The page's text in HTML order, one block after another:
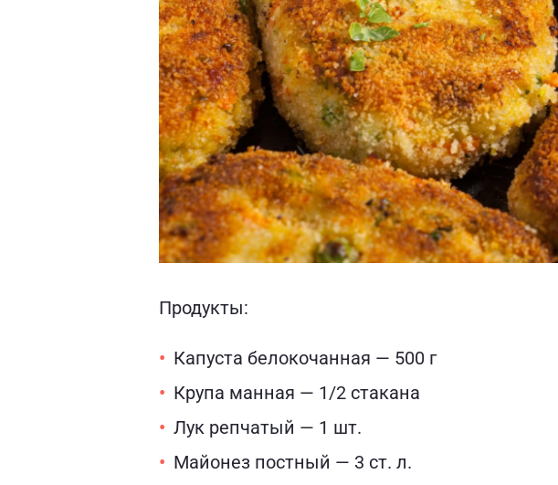
Продукты:
Капуста белокочанная — 500 г
Крупа манная — 1/2 стакана
Лук репчатый — 1 шт.
Майонез постный — 3 ст. л.